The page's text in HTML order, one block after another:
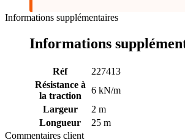
Informations supplémentaires
Informations
Réf
227413
Résistance à
la traction
6 kN/m
Largeur
2 m
Longueur
25 m
Commentaires client